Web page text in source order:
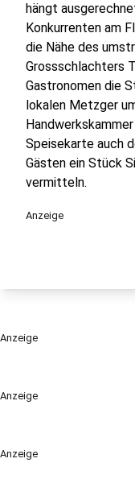
Anzeige
Anzeige
hängt
Konkurrenten am
die Nähe des
Grossschlachters
Gastronomen die
lokalen Metzger
Speisekarte auch
Gästen ein Stück
vermitteln.
Anzeige
Anzeige